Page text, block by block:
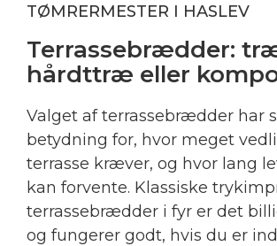
TØMRERMESTER I HASLEV
Terrassebrædder:
hårdttræ eller
Valget af terrassebrædder har
betydning for, hvor meget
terrasse kræver, og hvor lang
kan forvente. Klassiske
terrassebrædder i fyr er det
og fungerer godt, hvis du er